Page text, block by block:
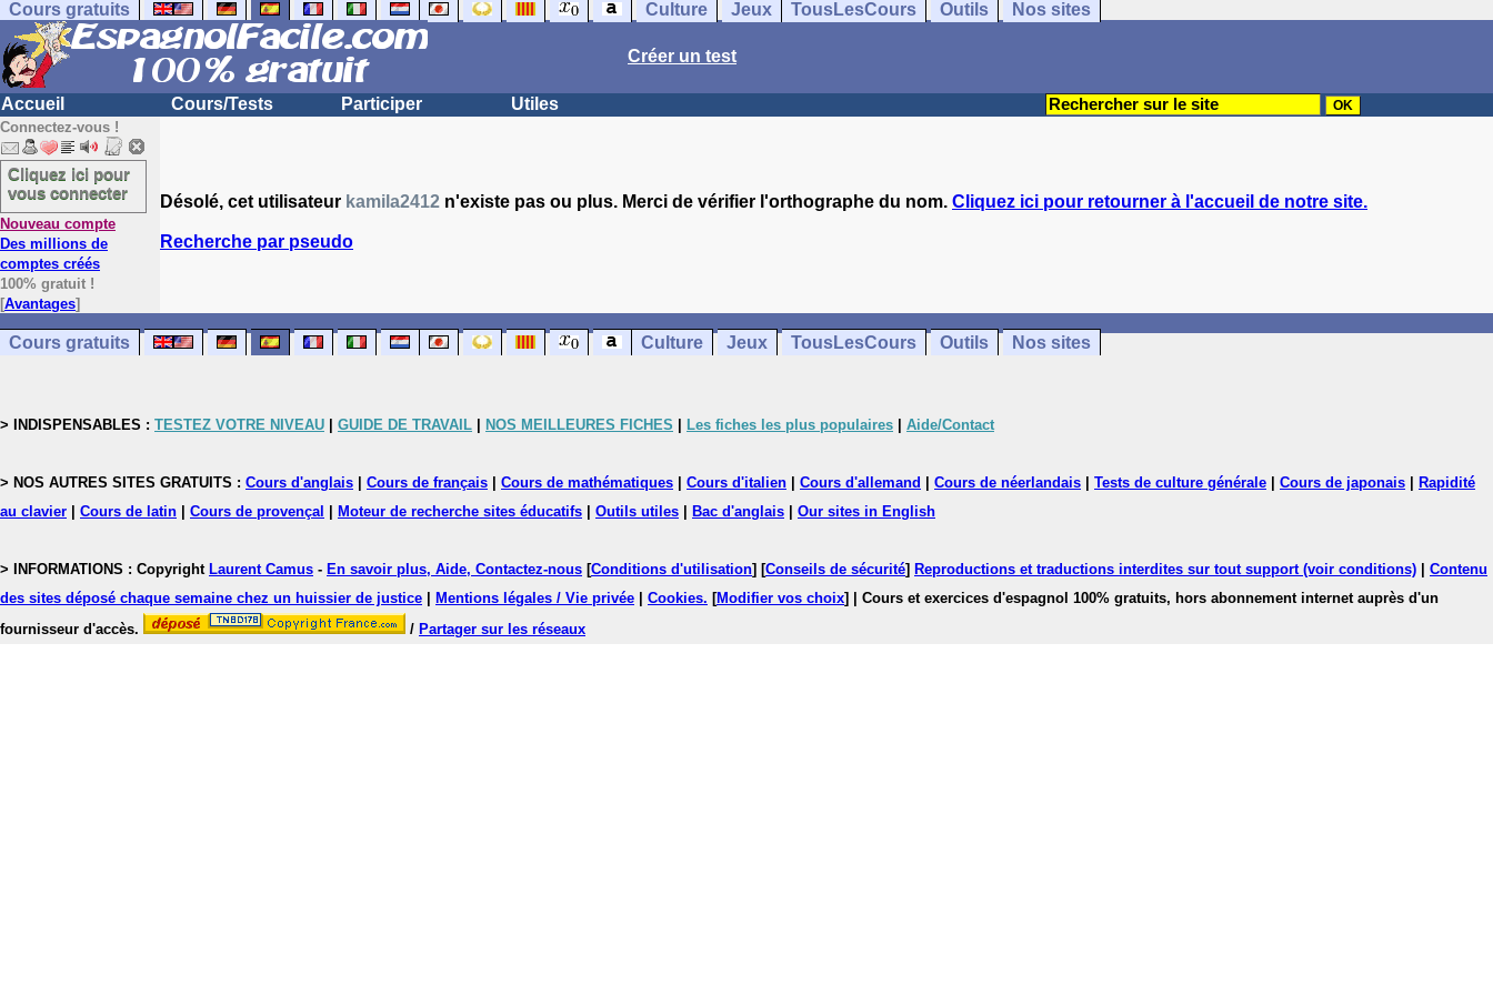
Cours gratuits Culture Jeux TousLesCours Outils Nos sites
Créer un test
Accueil Cours/Tests Participer Utiles
Connectez-vous !
Cliquez ici pour
vous connecter
Nouveau compte
Des millions de
comptes créés
100% gratuit !
[Avantages]
Désolé, cet utilisateur kamila2412 n'existe pas ou plus. Merci de vérifier l'orthographe du nom. Cliquez ici pour retourner à l'accueil de notre site.
Recherche par pseudo
Cours gratuits Culture Jeux TousLesCours Outils Nos sites
> INDISPENSABLES : TESTEZ VOTRE NIVEAU GUIDE DE TRAVAIL NOS MEILLEURES FICHES Les fiches les plus populaires Aide/Contact
> NOS AUTRES SITES GRATUITS : Cours d'anglais Cours de français Cours de mathématiques Cours d'italien Cours d'allemand Cours de néerlandais Tests de culture générale Cours de japonais
Rapidité
au clavier
Cours de latin Cours de provençal Moteur de recherche sites éducatifs Outils utiles Bac d'anglais Our sites in English
> INFORMATIONS : Copyright Laurent Camus - En savoir plus, Aide, Contactez-nous [Conditions d'utilisation] [Conseils de sécurité] Reproductions et traductions interdites sur tout support (voir conditions)
Contenu
des sites déposé chaque semaine chez un huissier de justice
Mentions légales / Vie privée Cookies. [Modifier vos choix]
| Cours et exercices d'espagnol 100% gratuits, hors abonnement internet auprès d'un
fournisseur d'accès.
/ Partager sur les réseaux